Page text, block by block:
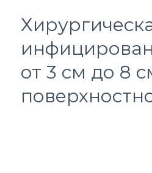
от 3 см до 8